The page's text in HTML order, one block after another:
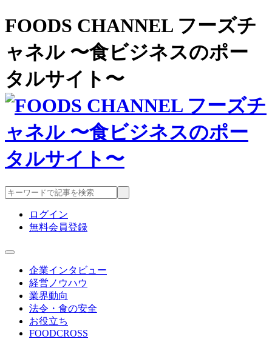
FOODS CHANNEL フーズチ
ャネル 〜食ビジネスのポー
タルサイト〜
ログイン
無料会員登録
企業インタビュー
経営ノウハウ
業界動向
法令・食の安全
お役立ち
FOODCROSS